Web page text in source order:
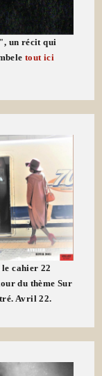
un récit qui
tout ici
cahier 22
du thème Sur
Avril 22.